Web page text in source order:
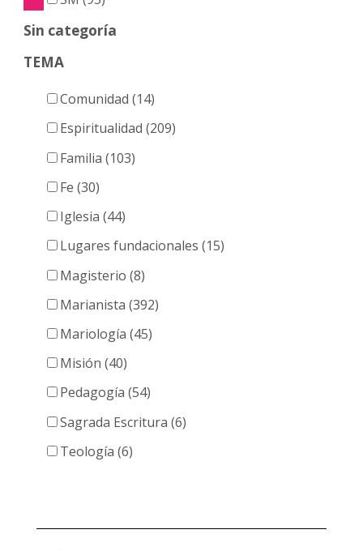
Sin categoría
TEMA
Comunidad (14)
Espiritualidad (209)
Familia (103)
Fe (30)
Iglesia (44)
Lugares fundacionales (15)
Magisterio (8)
Marianista (392)
Mariología (45)
Misión (40)
Pedagogía (54)
Sagrada Escritura (6)
Teología (6)